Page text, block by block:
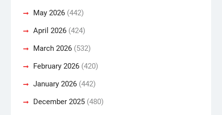
May 2026(442)
April 2026(424)
March 2026(532)
February 2026(420)
January 2026(442)
December 2025(480)